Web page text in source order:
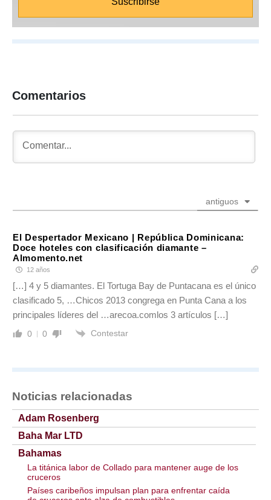
Comentarios
antiguos
El Despertador Mexicano | República Dominicana:
Doce hoteles con clasificación diamante –
Almomento.net
12 años
[…] 4 y 5 diamantes. El Tortuga Bay de Puntacana es el único
clasificado 5, …Chicos 2013 congrega en Punta Cana a los
principales líderes del …arecoa.comlos 3 artículos […]
0 0 Contestar
Noticias relacionadas
Adam Rosenberg
Baha Mar LTD
Bahamas
La titánica labor de Collado para mantener auge de los
cruceros
Países caribeños impulsan plan para enfrentar caída